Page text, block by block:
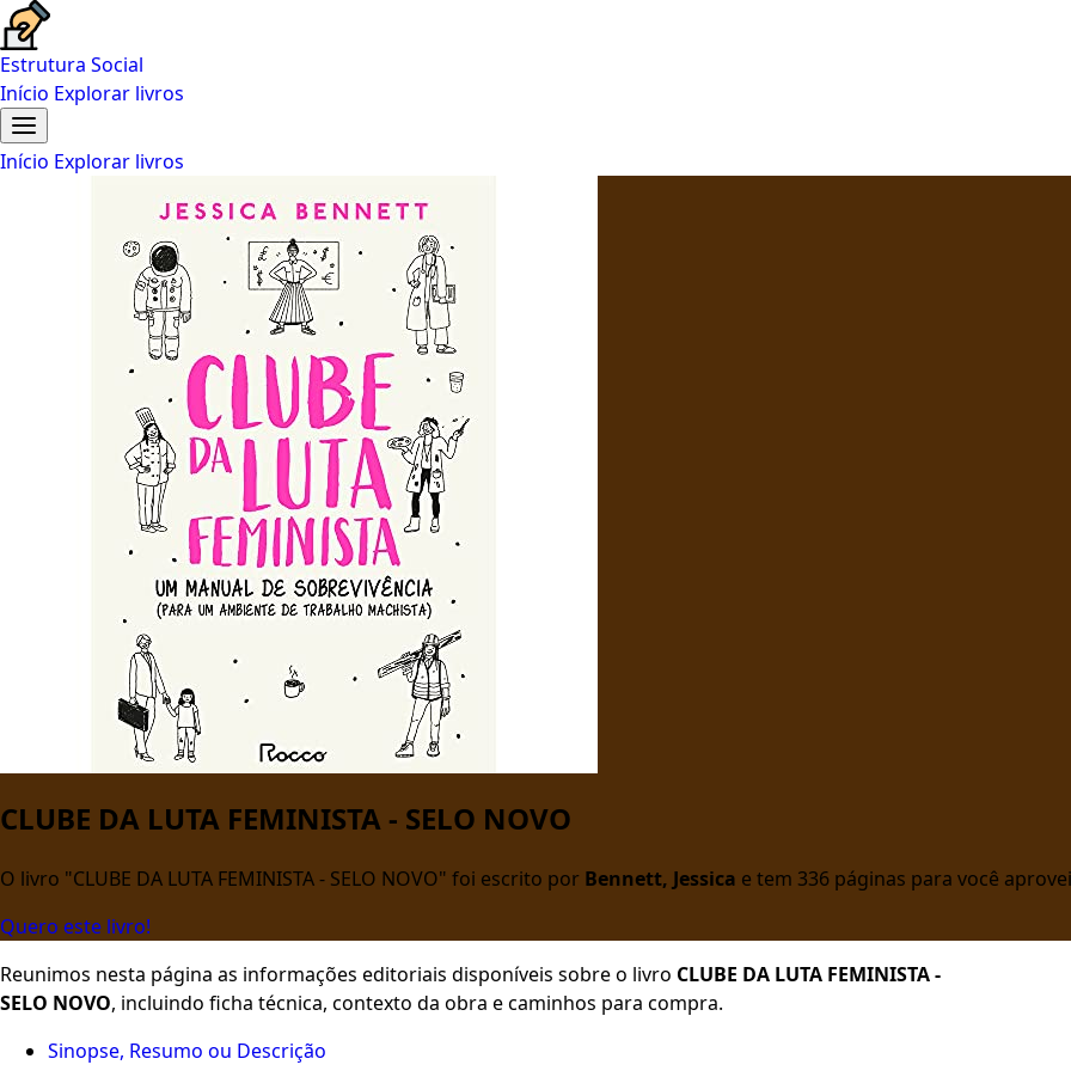
Estrutura Social
Início Explorar livros
Início Explorar livros
CLUBE DA LUTA FEMINISTA - SELO NOVO
O livro "CLUBE DA LUTA FEMINISTA - SELO NOVO" foi escrito por Bennett, Jessica e tem 336 páginas para você
Quero este livro!
Reunimos nesta página as informações editoriais disponíveis sobre o livro CLUBE DA LUTA FEMINISTA -
SELO NOVO, incluindo ficha técnica, contexto da obra e caminhos para compra.
Sinopse, Resumo ou Descrição